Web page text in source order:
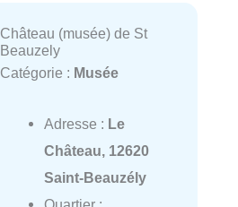
Château (musée) de St
Beauzely
Catégorie : Musée
Adresse : Le
Château, 12620
Saint-Beauzély